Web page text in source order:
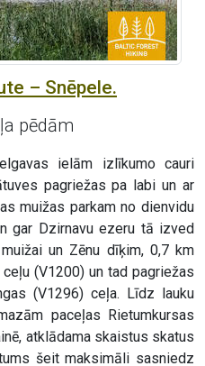
– Snēpele.
pēdām
ielām izlīkumo cauri
pagriežas pa labi un ar
muižas parkam no dienvidu
gar Dzirnavu ezeru tā izved
un Zēnu dīķim, 0,7 km
(V1200) un tad pagriežas
(V1296) ceļa. Līdz lauku
paceļas Rietumkursas
atklādama skaistus skatus
šeit maksimāli sasniedz